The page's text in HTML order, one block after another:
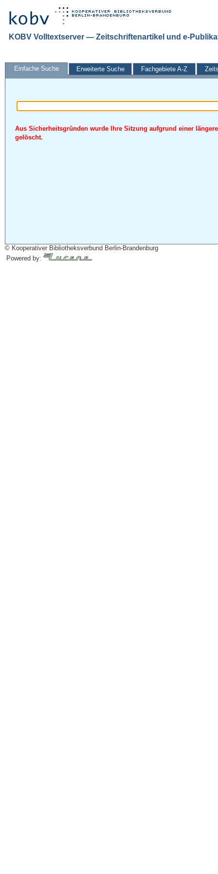
KOBV Volltextserver — Zeitschriftenartikel und e-
Einfache Suche Erweiterte Suche Fachgebiete A-Z
Aus Sicherheitsgründen wurde Ihre Sitzung aufgrund einer
gelöscht.
© Kooperativer Bibliotheksverbund Berlin-Brandenburg
Powered by: